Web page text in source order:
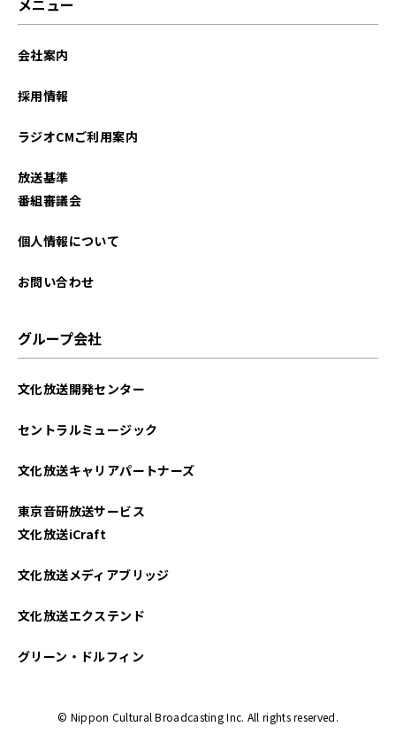
会社案内
採用情報
ラジオCMご利用案内
放送基準
番組審議会
個人情報について
お問い合わせ
グループ会社
文化放送開発センター
セントラルミュージック
文化放送キャリアパートナーズ
東京音研放送サービス
文化放送iCraft
文化放送メディアブリッジ
文化放送エクステンド
グリーン・ドルフィン
© Nippon Cultural Broadcasting Inc. All rights reserved.